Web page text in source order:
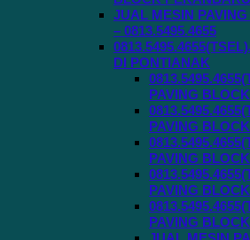
JUAL MESIN
– 0813.5495.4655
DI PONTIANAK
PAVING
PAVING
PAVING
PAVING
PAVING